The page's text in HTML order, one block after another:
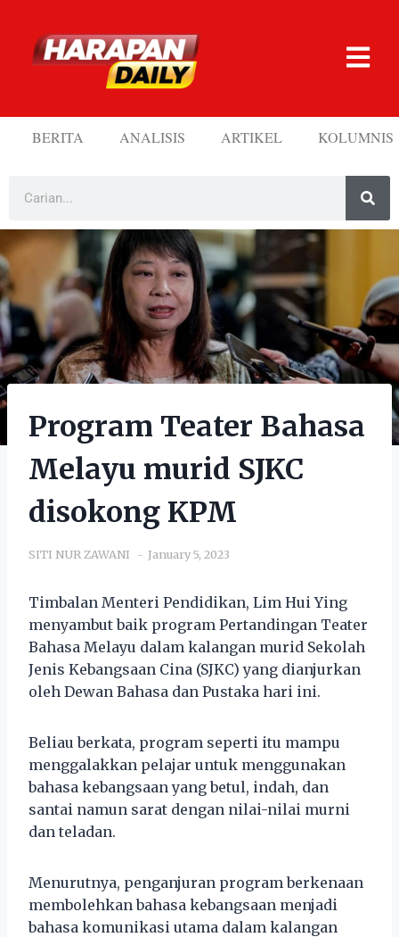
BERITA ANALISIS ARTIKEL KOLUMNIS
Program Teater Bahasa
Melayu murid SJKC
disokong KPM
SITI NUR ZAWANI January 5, 2023
Timbalan Menteri Pendidikan, Lim Hui Ying
menyambut baik program Pertandingan Teater
Bahasa Melayu dalam kalangan murid Sekolah
Jenis Kebangsaan Cina (SJKC) yang dianjurkan
oleh Dewan Bahasa dan Pustaka hari ini.
Beliau berkata, program seperti itu mampu
menggalakkan pelajar untuk menggunakan
bahasa kebangsaan yang betul, indah, dan
santai namun sarat dengan nilai-nilai murni
dan teladan.
Menurutnya, penganjuran program berkenaan
membolehkan bahasa kebangsaan menjadi
bahasa komunikasi utama dalam kalangan